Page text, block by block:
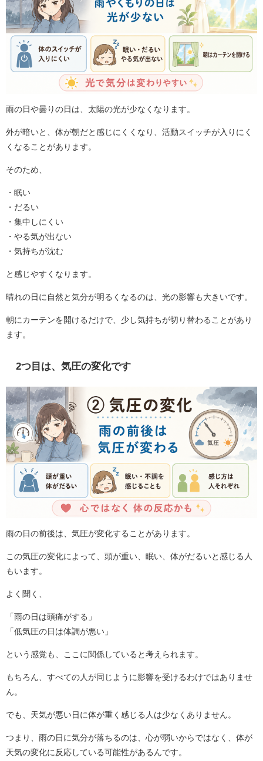
雨の日や曇りの日は、太陽の光が少なくなります。
外が暗いと、体が朝だと感じにくくなり、活動スイッチが入りにく
くなることがあります。
そのため、
・眠い
・だるい
・集中しにくい
・やる気が出ない
・気持ちが沈む
と感じやすくなります。
晴れの日に自然と気分が明るくなるのは、光の影響も大きいです。
朝にカーテンを開けるだけで、少し気持ちが切り替わることがあり
ます。
2つ目は、気圧の変化です
雨の日の前後は、気圧が変化することがあります。
この気圧の変化によって、頭が重い、眠い、体がだるいと感じる人
もいます。
よく聞く、
「雨の日は頭痛がする」
「低気圧の日は体調が悪い」
という感覚も、ここに関係していると考えられます。
もちろん、すべての人が同じように影響を受けるわけではありませ
ん。
でも、天気が悪い日に体が重く感じる人は少なくありません。
つまり、雨の日に気分が落ちるのは、心が弱いからではなく、体が
天気の変化に反応している可能性があるんです。